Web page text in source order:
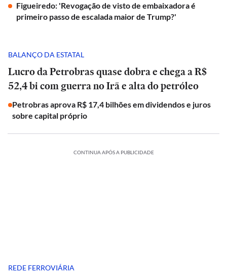
Figueiredo: 'Revogação de visto de embaixadora é
primeiro passo de escalada maior de Trump?'
BALANÇO DA ESTATAL
Lucro da Petrobras quase dobra e chega a R$
52,4 bi com guerra no Irã e alta do petróleo
Petrobras aprova R$ 17,4 bilhões em dividendos e juros
sobre capital próprio
CONTINUA APÓS A PUBLICIDADE
REDE FERROVIÁRIA